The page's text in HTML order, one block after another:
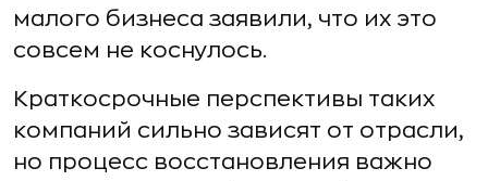
малого бизнеса заявили, что их это
совсем не коснулось.
Краткосрочные перспективы таких
компаний сильно зависят от отрасли,
но процесс восстановления важно